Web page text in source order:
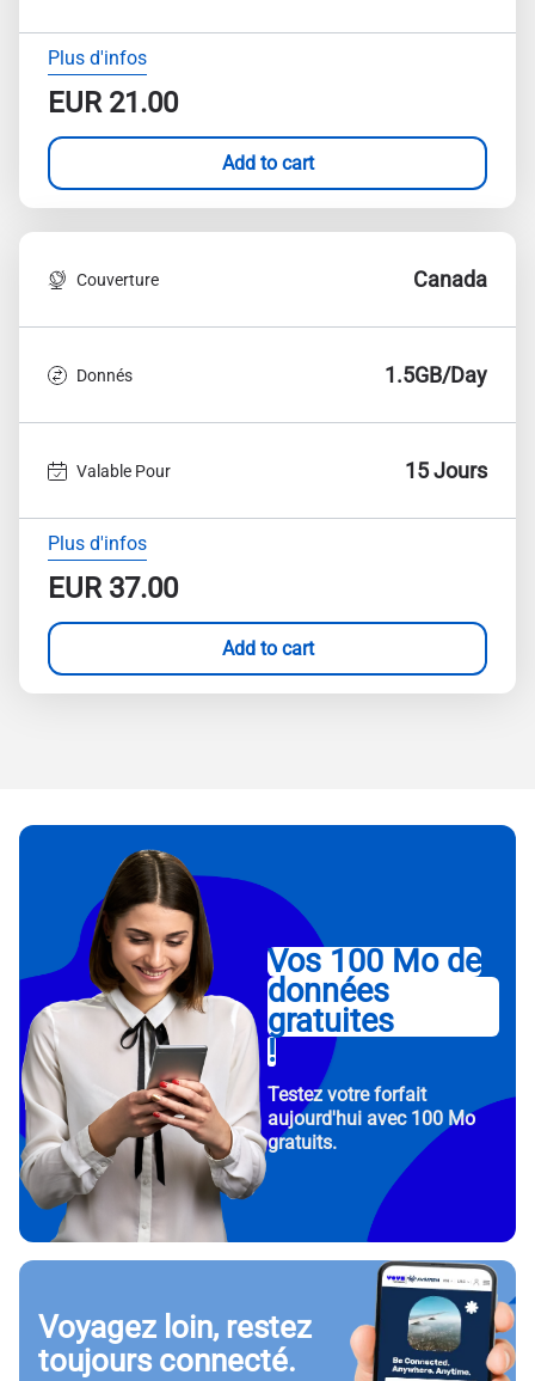
Plus d'infos
EUR21.00
Add to cart
Couverture Canada
Donnés 1.5GB/Day
Valable Pour 15 Jours
Plus d'infos
EUR37.00
Add to cart
Vos 100 Mo de
données
gratuites
!
Testez votre forfait
aujourd'hui avec 100 Mo
gratuits.
Voyagez loin, restez
toujours connecté.